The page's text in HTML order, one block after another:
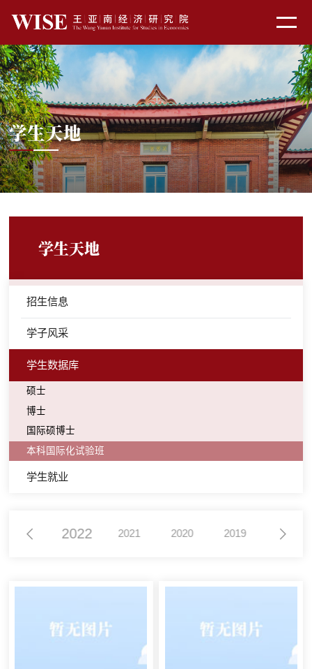
学生天地
学生天地
招生信息
学子风采
学生数据库
硕士
博士
国际硕博士
本科国际化试验班
学生就业
2023 2022 2021 2020 2019 2018